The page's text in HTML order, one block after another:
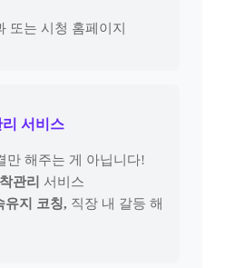
또는 시청 홈페이지
리 서비스
만 해주는 게 아닙니다!
관리 서비스
유지 코칭, 직장 내 갈등 해